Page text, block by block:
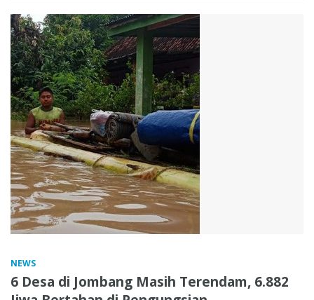
NEWS
6 Desa di Jombang Masih Terendam, 6.882